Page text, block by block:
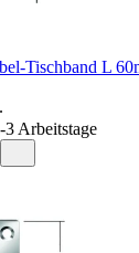
Tischband L
Arbeitstage